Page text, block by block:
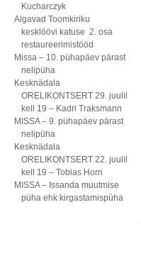
Kucharczyk
Algavad Toomkiriku
kesklöövi katuse 2. osa
restaureerimistööd
Missa – 10. pühapäev pärast
nelipüha
Kesknädala
ORELIKONTSERT 29. juulil
kell 19 – Kadri Traksmann
MISSA – 9. pühapäev pärast
nelipüha
Kesknädala
ORELIKONTSERT 22. juulil
kell 19 – Tobias Horn
MISSA – Issanda muutmise
püha ehk kirgastamispüha